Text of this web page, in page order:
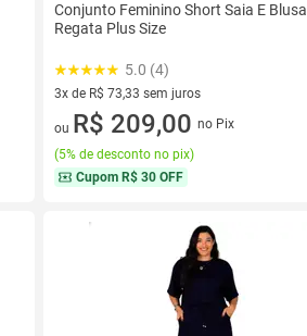
Conjunto Feminino Short Saia E Blusa
Regata Plus Size
5.0 (4)
3x de R$ 73,33 sem juros
3 vez de R$ 73,33 sem juros
ou R$ 209,00 no Pix
(5% de desconto no pix)
Cupom R$ 30 OFF